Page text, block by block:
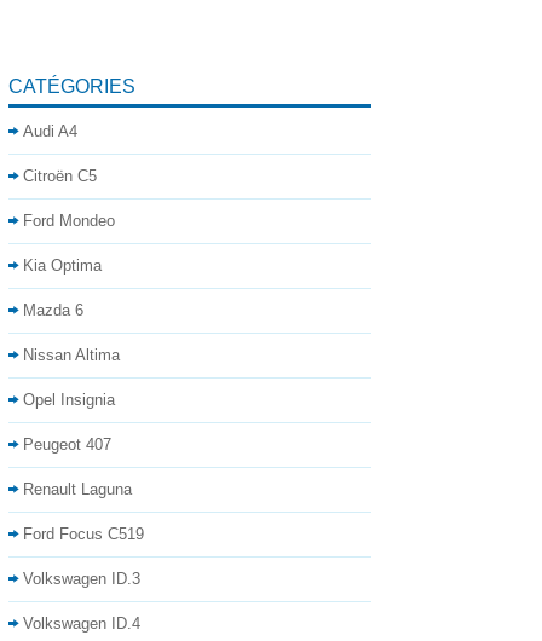
CATÉGORIES
Audi A4
Citroën C5
Ford Mondeo
Kia Optima
Mazda 6
Nissan Altima
Opel Insignia
Peugeot 407
Renault Laguna
Ford Focus C519
Volkswagen ID.3
Volkswagen ID.4